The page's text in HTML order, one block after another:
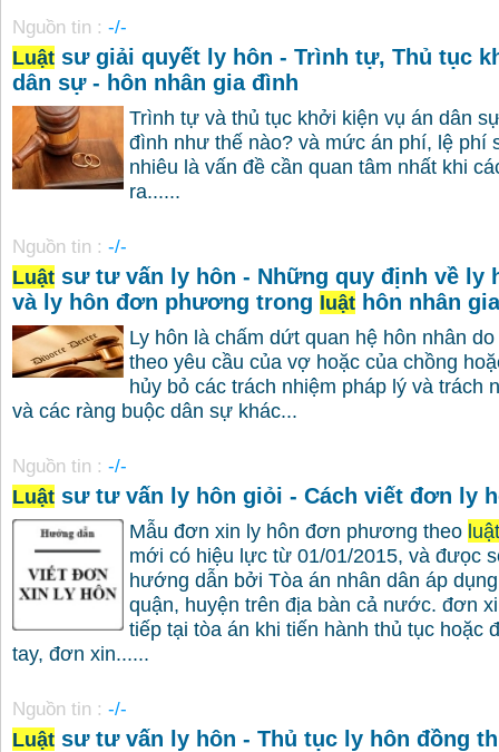
Nguồn tin : -/-
Luật sư giải quyết ly hôn - Trình tự, Thủ tục
dân sự - hôn nhân gia đình
Trình tự và thủ tục khởi kiện vụ án dân
đình như thế nào? và mức án phí, lệ phí
nhiêu là vấn đề cần quan tâm nhất khi
ra......
Nguồn tin : -/-
Luật sư tư vấn ly hôn - Những quy định về ly
và ly hôn đơn phương trong luật hôn nhân
Ly hôn là chấm dứt quan hệ hôn nhân
theo yêu cầu của vợ hoặc của chồng
hủy bỏ các trách nhiệm pháp lý và trách
và các ràng buộc dân sự khác...
Nguồn tin : -/-
Luật sư tư vấn ly hôn giỏi - Cách viết đơn ly
Mẫu đơn xin ly hôn đơn phương theo luật
mới có hiệu lực từ 01/01/2015, và đưọc
hướng dẫn bởi Tòa án nhân dân áp
quận, huyện trên địa bàn cả nước. đơn
tiếp tại tòa án khi tiến hành thủ tục hoặc
tay, đơn xin......
Nguồn tin : -/-
Luật sư tư vấn ly hôn - Thủ tục ly hôn đồng